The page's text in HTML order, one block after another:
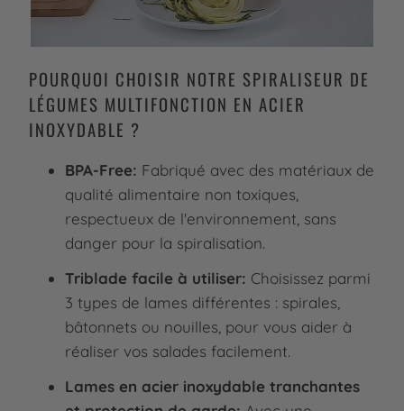
POURQUOI CHOISIR NOTRE SPIRALISEUR DE
LÉGUMES MULTIFONCTION EN ACIER
INOXYDABLE ?
BPA-Free: Fabriqué avec des matériaux de
qualité alimentaire non toxiques,
respectueux de l'environnement, sans
danger pour la spiralisation.
Triblade facile à utiliser: Choisissez parmi
3 types de lames différentes : spirales,
bâtonnets ou nouilles, pour vous aider à
réaliser vos salades facilement.
Lames en acier inoxydable tranchantes